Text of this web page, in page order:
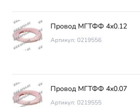
Провод МГТФФ 4х0.12
Артикул: 0219556
Провод МГТФФ 4х0.07
Артикул: 0219555